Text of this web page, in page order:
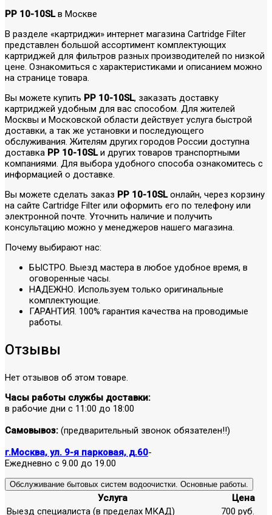
PP 10-10SLв Москве
В разделе «картриджи» интернет магазина Cartridge Filter
представлен большой ассортимент комплектующих
картриджей для фильтров разных производителей по низкой
цене. Ознакомиться с характеристиками и описанием можно
на странице товара.
Вы можете купить PP 10-10SL, заказать доставку
картриджей удобным для вас способом. Для жителей
Москвы и Московской области действует услуга быстрой
доставки, а так же установки и последующего
обслуживания. Жителям других городов России доступна
доставка PP 10-10SLи других товаров транспортными
компаниями. Для выбора удобного способа ознакомитесь с
информацией о доставке.
Вы можете сделать заказ PP 10-10SLонлайн, через корзину
на сайте Cartridge Filter или оформить его по телефону или
электронной почте. Уточнить наличие и получить
консультацию можно у менеджеров нашего магазина.
Почему выбирают нас:
БЫСТРО. Выезд мастера в любое удобное время, в
оговоренные часы.
НАДЕЖНО. Используем только оригинальные
комплектующие.
ГАРАНТИЯ. 100% гарантия качества на проводимые
работы.
Отзывы
Нет отзывов об этом товаре.
Часы работы службы доставки:
в рабочие дни с 11:00 до 18:00
Самовывоз: (предварительный звонок обязателен!!)
г.Москва, ул. 9-я парковая, д.60-
Ежедневно с 9.00 до 19.00
Обслуживание бытовых систем водоочистки. Основные работы.
Услуга
Цена
Выезд специалиста (в пределах МКАД)
700 руб.